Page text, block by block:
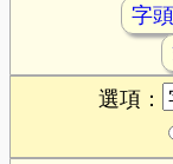
字頭
選項：